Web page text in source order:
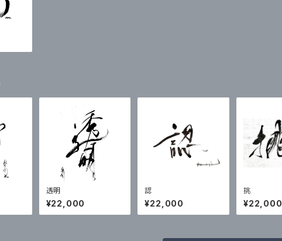
透明
¥22,000
認
¥22,000
挑
¥22,000